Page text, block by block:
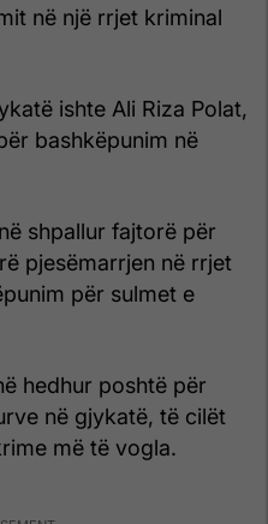
në një rrjet kriminal
ishte Ali Riza Polat,
bashkëpunim në
shpallur fajtorë për
pjesëmarrjen në rrjet
për sulmet e
hedhur poshtë për
në gjykatë, të cilët
më të vogla.